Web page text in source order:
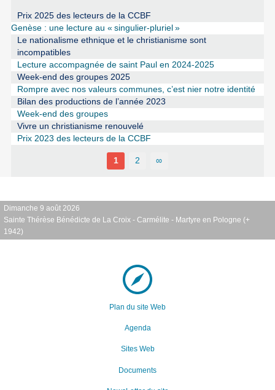
Prix 2025 des lecteurs de la CCBF
Genèse : une lecture au « singulier-pluriel »
Le nationalisme ethnique et le christianisme sont
incompatibles
Lecture accompagnée de saint Paul en 2024-2025
Week-end des groupes 2025
Rompre avec nos valeurs communes, c’est nier notre identité
Bilan des productions de l’année 2023
Week-end des groupes
Vivre un christianisme renouvelé
Prix 2023 des lecteurs de la CCBF
1 2 ∞
Dimanche 9 août 2026
Sainte Thérèse Bénédicte de La Croix - Carmélite - Martyre en Pologne (+
1942)
Plan du site Web
Agenda
Sites Web
Documents